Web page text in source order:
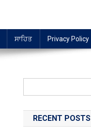
ਸਾਹਿਤ Privacy Policy
RECENT POSTS